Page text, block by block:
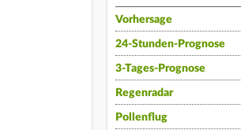
Vorhersage
24-Stunden-Prognose
3-Tages-Prognose
Regenradar
Pollenflug